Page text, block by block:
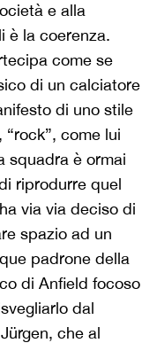
e alla
è la coerenza.
come se
di un calciatore
di uno stile
come lui
squadra è ormai
riprodurre quel
via via deciso di
spazio ad un
padrone della
di Anfield focoso
dal
che al